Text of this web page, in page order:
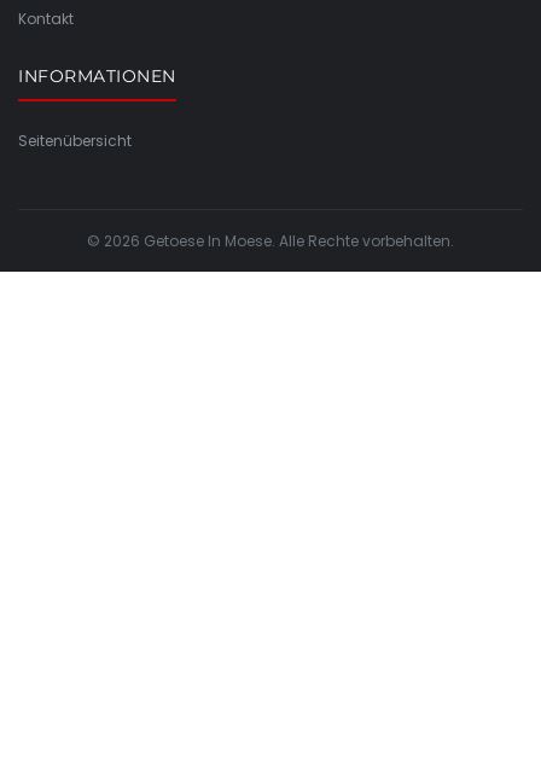
Kontakt
INFORMATIONEN
Seitenübersicht
© 2026 Getoese In Moese. Alle Rechte vorbehalten.